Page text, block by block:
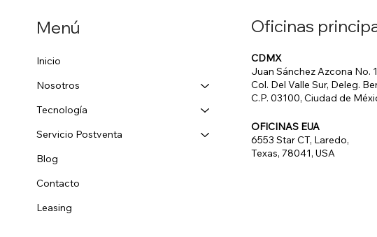
Inicio
Nosotros
Tecnología
Servicio Postventa
Blog
Contacto
Leasing
Menú Oficinas
CDMX
Juan Sánchez Azcona No.
Col. Del Valle Sur, Deleg.
C.P. 03100, Ciudad de
OFICINAS EUA
6553 Star CT, Laredo,
Texas, 78041, USA